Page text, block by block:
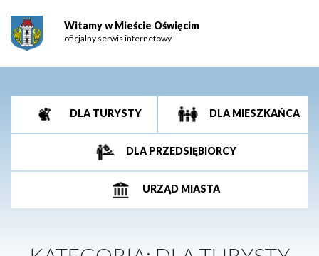
Witamy w Mieście Oświęcim
oficjalny serwis internetowy
DLA TURYSTY DLA MIESZKAŃCA
DLA PRZEDSIĘBIORCY
URZĄD MIASTA